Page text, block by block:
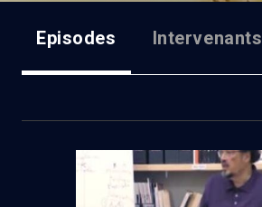
Episodes Intervenants